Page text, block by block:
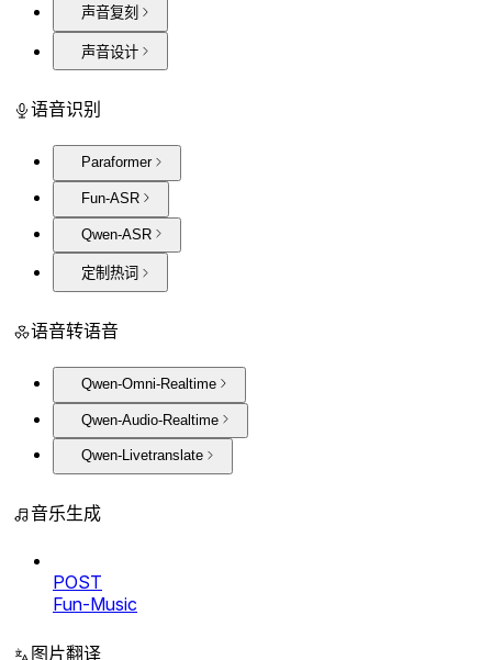
声音复刻
声音设计
语音识别
Paraformer
Fun-ASR
Qwen-ASR
定制热词
语音转语音
Qwen-Omni-Realtime
Qwen-Audio-Realtime
Qwen-Livetranslate
音乐生成
POST
Fun-Music
图片翻译